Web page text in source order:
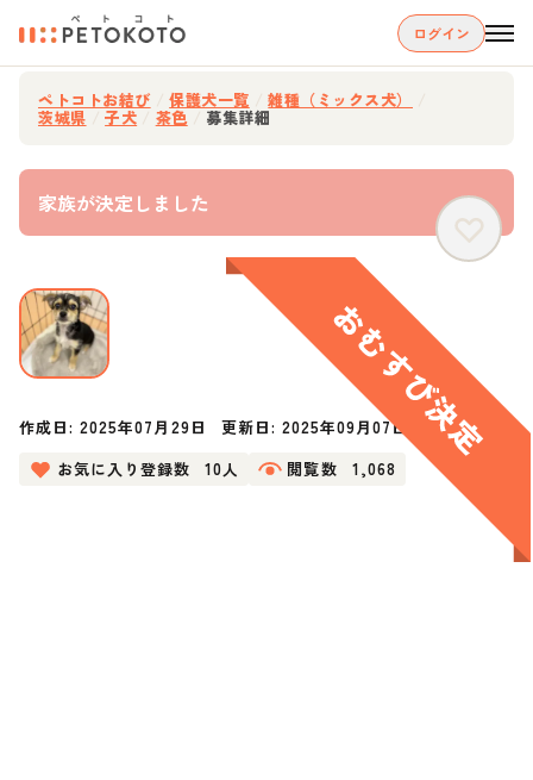
ログイン
ペトコトお結び 保護犬一覧 雑種（ミックス犬）
茨城県 子犬 茶色 募集詳細
家族が決定しました
作成日:2025年07月29日 更新日: 2025年09月07日
お気に入り登録数
10人 閲覧数 1,068